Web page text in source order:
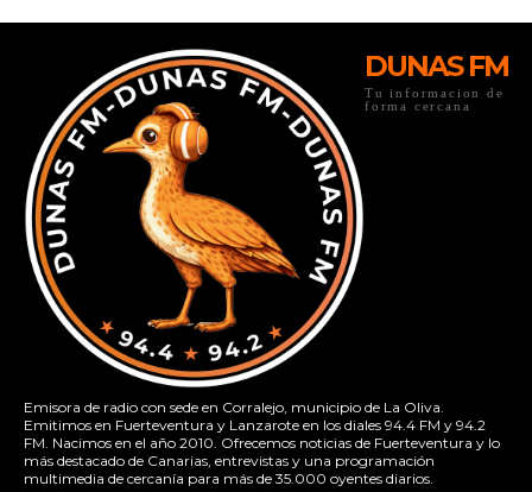
DUNAS FM
Tu informacion de
forma cercana
Emisora de radio con sede en Corralejo, municipio de La Oliva.
Emitimos en Fuerteventura y Lanzarote en los diales 94.4 FM y 94.2
FM. Nacimos en el año 2010. Ofrecemos noticias de Fuerteventura y lo
más destacado de Canarias, entrevistas y una programación
multimedia de cercanía para más de 35.000 oyentes diarios.